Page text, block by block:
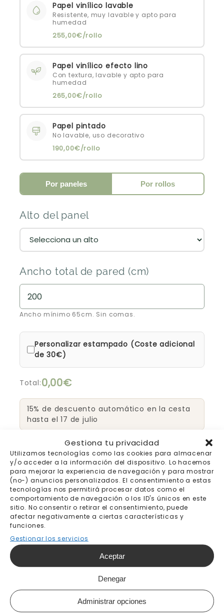
Gestiona tu privacidad
Utilizamos tecnologías como las cookies para almacenar
y/o acceder a la información del dispositivo. Lo hacemos
para mejorar la experiencia de navegación y para mostrar
(no-) anuncios personalizados. El consentimiento a estas
tecnologías nos permitirá procesar datos como el
comportamiento de navegación o los ID's únicos en este
sitio. No consentir o retirar el consentimiento, puede
afectar negativamente a ciertas características y
funciones.
Gestionar los servicios
Aceptar
Denegar
Administrar opciones
Papel vinílico lavable
Resistente, muy lavable y apto para
humedad
255,00€/rollo
Papel vinílico efecto lino
Con textura, lavable y apto para
humedad
265,00€/rollo
Papel pintado
No lavable, uso decorativo
190,00€/rollo
Por paneles Por rollos
Alto del panel
Ancho total de pared (cm)
Ancho mínimo 65cm. Sin comas.
Personalizar estampado (Coste adicional
de 30€)
Total:0,00€
15% de descuento automático en la cesta
hasta el 17 de julio
Añadir al carrito
Envío gratis a partir de
200€
Pago seguro
Fabricación bajo pedido 7-
10 días laborables